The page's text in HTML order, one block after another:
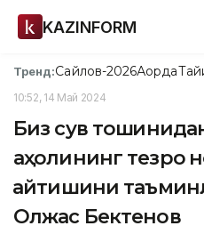
KAZINFORM
Тренд:Сайлов-2026Ақорда
10:52, 14 Май 2024
Биз сув
аҳолининг тезроқ
қайтишини
Олжас Бектенов